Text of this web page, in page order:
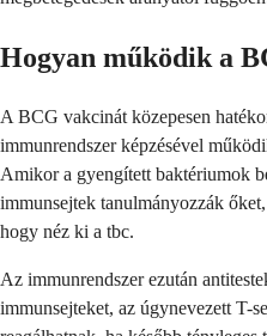
Hogyan működik a
A BCG vakcinát közepesen
immunrendszer képzésével
Amikor a gyengített baktériumok
immunsejtek tanulmányozzák
hogy néz ki a tbc.
Az immunrendszer ezután
immunsejteket, az úgynevezett T-